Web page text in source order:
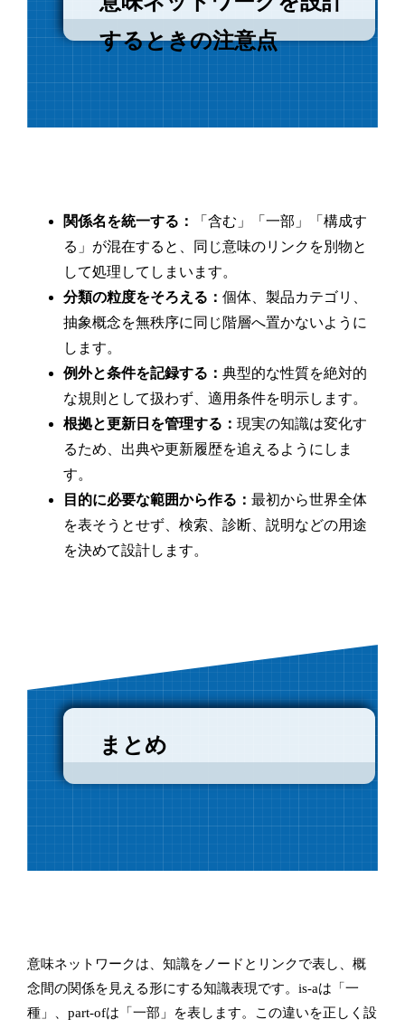
するときの注意点
関係名を統一する：
「含む」「一部」「構成す
る」が混在すると、同じ意味のリンクを別物と
して処理してしまいます。
分類の粒度をそろえる：個体、製品カテゴリ、
抽象概念を無秩序に同じ階層へ置かないように
します。
例外と条件を記録する：典型的な性質を絶対的
な規則として扱わず、適用条件を明示します。
根拠と更新日を管理する：現実の知識は変化す
るため、出典や更新履歴を追えるようにしま
す。
目的に必要な範囲から作る：最初から世界全体
を表そうとせず、検索、診断、説明などの用途
を決めて設計します。
まとめ
意味ネットワークは、知識をノードとリンクで表し、概
念間の関係を見える形にする知識表現です。is-aは「一
種」、part-ofは「一部」を表します。この違いを正しく設